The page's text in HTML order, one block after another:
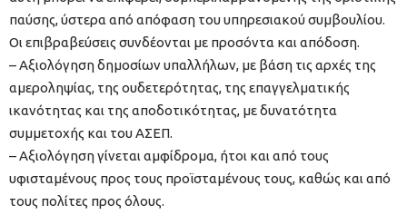
παύσης, ύστερα από απόφαση του υπηρεσιακού συμβουλίου.
Οι επιβραβεύσεις συνδέονται με προσόντα και απόδοση.
– Αξιολόγηση δημοσίων υπαλλήλων, με βάση τις αρχές της
αμεροληψίας, της ουδετερότητας, της επαγγελματικής
ικανότητας και της αποδοτικότητας, με δυνατότητα
συμμετοχής και του ΑΣΕΠ.
– Αξιολόγηση γίνεται αμφίδρομα, ήτοι και από τους
υφισταμένους προς τους προϊσταμένους τους, καθώς και από
τους πολίτες προς όλους.